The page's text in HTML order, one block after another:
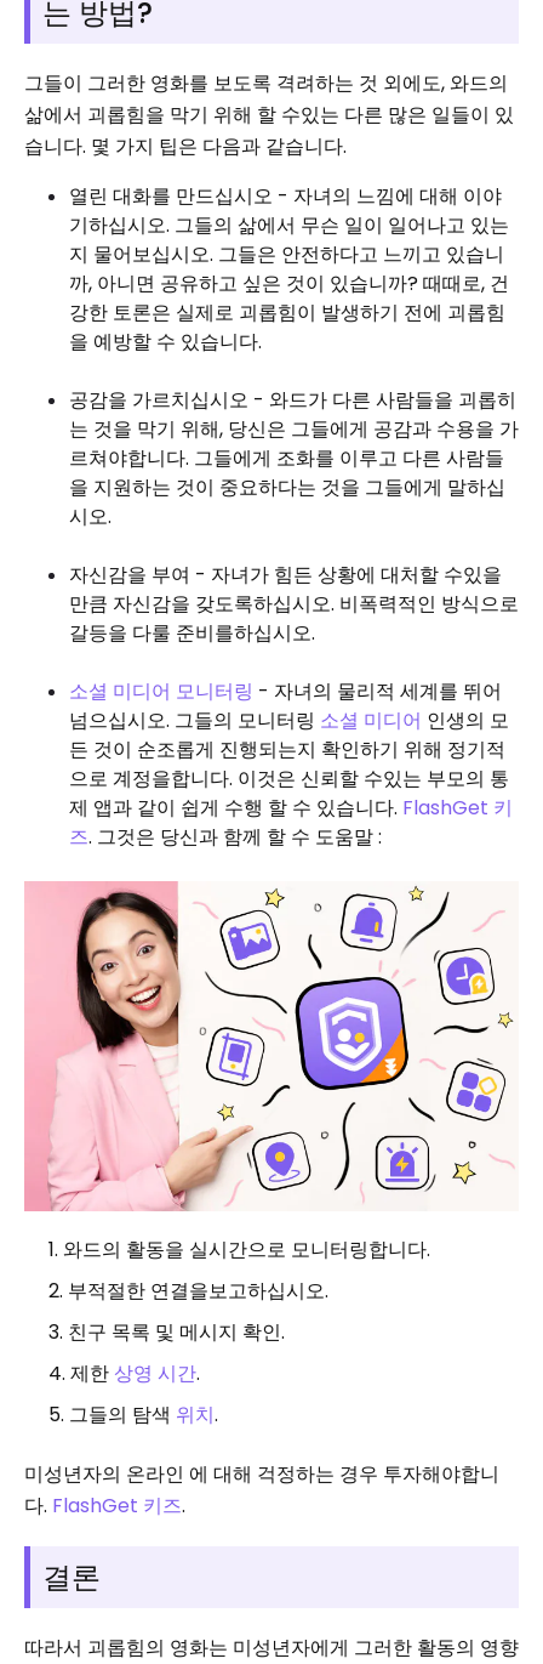
는 방법?
그들이 그러한 영화를 보도록 격려하는 것 외에도, 와드의
삶에서 괴롭힘을 막기 위해 할 수있는 다른 많은 일들이 있
습니다. 몇 가지 팁은 다음과 같습니다.
열린 대화를 만드십시오 - 자녀의 느낌에 대해 이야
기하십시오. 그들의 삶에서 무슨 일이 일어나고 있는
지 물어보십시오. 그들은 안전하다고 느끼고 있습니
까, 아니면 공유하고 싶은 것이 있습니까? 때때로, 건
강한 토론은 실제로 괴롭힘이 발생하기 전에 괴롭힘
을 예방할 수 있습니다.
공감을 가르치십시오 - 와드가 다른 사람들을 괴롭히
는 것을 막기 위해, 당신은 그들에게 공감과 수용을 가
르쳐야합니다. 그들에게 조화를 이루고 다른 사람들
을 지원하는 것이 중요하다는 것을 그들에게 말하십
시오.
자신감을 부여 - 자녀가 힘든 상황에 대처할 수있을
만큼 자신감을 갖도록하십시오. 비폭력적인 방식으로
갈등을 다룰 준비를하십시오.
소셜 미디어 모니터링 - 자녀의 물리적 세계를 뛰어
넘으십시오. 그들의 모니터링 소셜 미디어 인생의 모
든 것이 순조롭게 진행되는지 확인하기 위해 정기적
으로 계정을합니다. 이것은 신뢰할 수있는 부모의 통
제 앱과 같이 쉽게 수행 할 수 있습니다. FlashGet 키
즈. 그것은 당신과 함께 할 수 도움말 :
와드의 활동을 실시간으로 모니터링합니다.
부적절한 연결을보고하십시오.
친구 목록 및 메시지 확인.
제한 상영 시간.
그들의 탐색 위치.
미성년자의 온라인 에 대해 걱정하는 경우 투자해야합니
다. FlashGet 키즈.
결론
따라서 괴롭힘의 영화는 미성년자에게 그러한 활동의 ​​영향